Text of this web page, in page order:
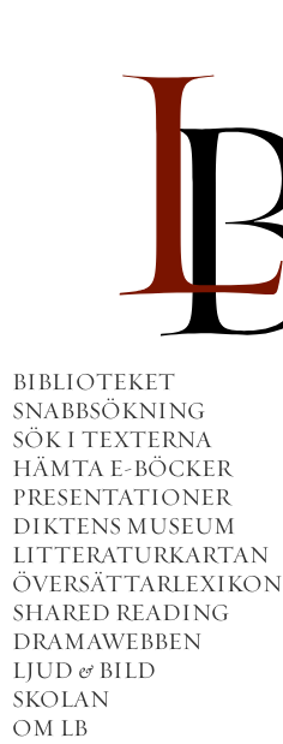
BIBLIOTEKET
SNABBSÖKNING
SÖK I TEXTERNA
HÄMTA E-BÖCKER
PRESENTATIONER
DIKTENS MUSEUM
LITTERATURKARTAN
ÖVERSÄTTARLEXIKON
SHARED READING
DRAMAWEBBEN
LJUD & BILD
SKOLAN
OM LB